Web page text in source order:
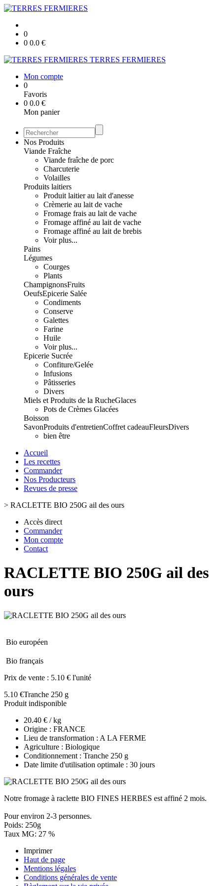
0
0 0.0 €
TERRES FERMIERES
Mon compte
0
Favoris
0 0.0 €
Mon panier
Nos Produits
Viande Fraîche
Viande fraîche de porc
Charcuterie
Volailles
Produits laitiers
Produit laitier au lait d'anesse
Crèmerie au lait de vache
Fromage frais au lait de vache
Fromage affiné au lait de vache
Fromage affiné au lait de brebis
Voir plus...
Pains
Légumes
Courges
Plants
ChampignonsFruits
OeufsEpicerie Salée
Condiments
Conserve
Galettes
Farine
Huile
Voir plus...
Epicerie Sucrée
Confiture/Gelée
Infusions
Pâtisseries
Divers
Miels et Produits de la RucheGlaces
Pots de Crèmes Glacées
Boisson
SavonProduits d'entretienCoffret cadeauFleursDivers
bien être
Accueil
Les recettes
Commander
Nos Producteurs
Revues de presse
> RACLETTE BIO 250G ail des ours
Accès direct
Commander
Mon compte
Contact
RACLETTE BIO 250G ail des
ours
Bio européen
Bio français
Prix de vente : 5.10 € l'unité
5.10 €Tranche 250 g
Produit indisponible
20.40 € / kg
Origine : FRANCE
Lieu de transformation : A LA FERME
Agriculture : Biologique
Conditionnement : Tranche 250 g
Date limite d'utilisation optimale : 30 jours
Notre fromage à raclette BIO FINES HERBES est affiné 2 mois.
Pour environ 2-3 personnes.
Poids: 250g
Taux MG: 27 %
Imprimer
Haut de page
Mentions légales
Conditions générales de vente